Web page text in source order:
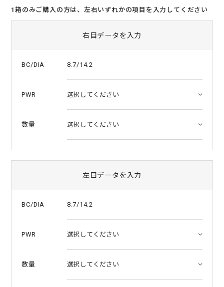
r
1箱のみご購入の方は、左右いずれかの項目を入力してください
右目データを入力
BC/DIA 8.7/14.2
PWR
数量
左目データを入力
BC/DIA 8.7/14.2
PWR
数量